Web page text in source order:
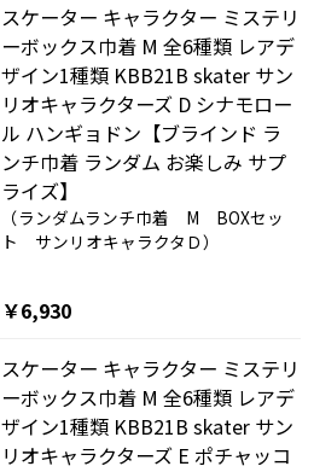
スケーター キャラクター ミステリ
ーボックス巾着 M 全6種類 レアデ
ザイン1種類 KBB21B skater サン
リオキャラクターズ D シナモロー
ル ハンギョドン【ブラインド ラ
ンチ巾着 ランダム お楽しみ サプ
ライズ】
（ランダムランチ巾着 M BOXセッ
ト サンリオキャラクタＤ）
￥6,930
スケーター キャラクター ミステリ
ーボックス巾着 M 全6種類 レアデ
ザイン1種類 KBB21B skater サン
リオキャラクターズ E ポチャッコ